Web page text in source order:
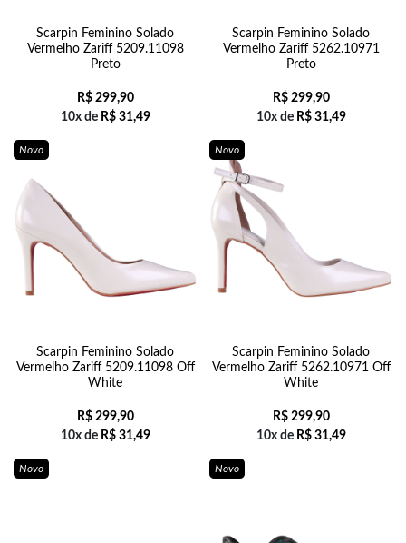
Scarpin Feminino Solado
Vermelho Zariff 5209.11098
Preto
R$299,90
10x de R$31,49
Scarpin Feminino Solado
Vermelho Zariff 5262.10971
Preto
R$299,90
10x de R$31,49
Novo
Scarpin Feminino Solado
Vermelho Zariff 5209.11098 Off
White
R$299,90
10x de R$31,49
Novo
Scarpin Feminino Solado
Vermelho Zariff 5262.10971 Off
White
R$299,90
10x de R$31,49
Novo Novo